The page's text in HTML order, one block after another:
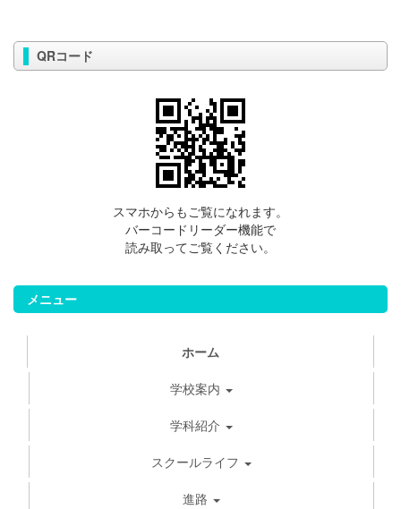
QRコード
スマホからもご覧になれます。
バーコードリーダー機能で
読み取ってご覧ください。
メニュー
ホーム
学校案内
学科紹介
スクールライフ
進路